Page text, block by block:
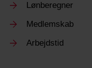
Lønberegner
Medlemskab
Arbejdstid